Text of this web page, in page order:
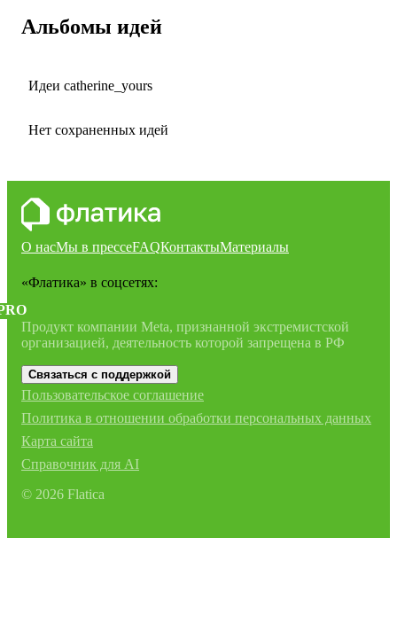
Альбомы идей
Идеи catherine_yours
Нет сохраненных идей
О насМы в прессеFAQКонтактыМатериалы
«Флатика» в соцсетях:
Продукт компании Meta, признанной экстремистской
организацией, деятельность которой запрещена в РФ
Связаться с поддержкой
Пользовательское соглашение
Политика в отношении обработки персональных данных
Карта сайта
Справочник для AI
© 2026 Flatica